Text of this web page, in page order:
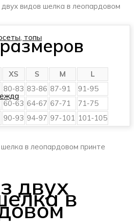
топы
видов шелка в леопардовом
XS S M
L
80-83 83-86 87-91
91-95
60-63 64-67 67-71
71-75
90-93 94-97 97-101 101-105
двухв